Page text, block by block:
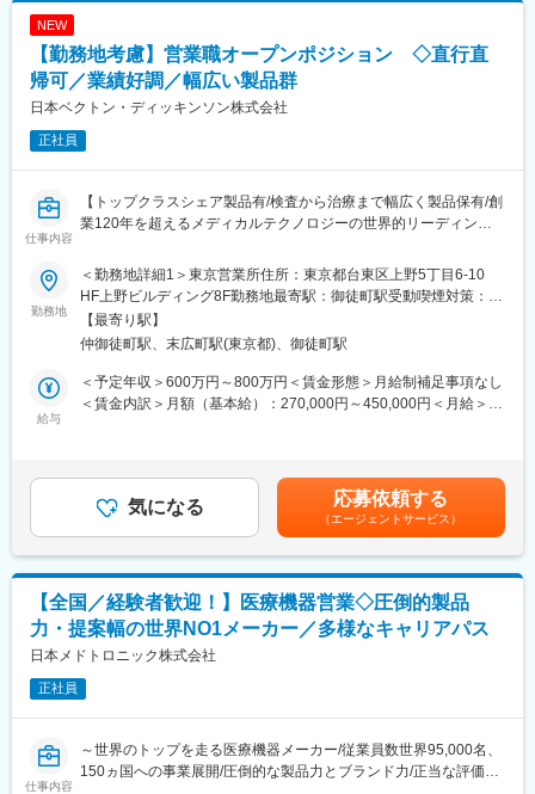
必要な諸条件が満たされることを前提に、18～24ヶ月以内に完了
本ポジションはセパレーション完了後、DePuy Synthes の従業員
として雇用される予定であり、
同社の雇用体系・プログラム・ポリシー・福利厚生が適用されま
す。
詳細は、適切なタイミングで DePuy Synthes より別途通知される
予定です。
変更の範囲：会社の定める業務
業スタイルになります。
・担当する製品の提案、技術サポート（手術の立会いあり）
・最新の医療関連情報の提供、医療機関へのサポート（勉強・セ
ミナーの主催など）
・販売代理店へのサポート
・各種学会への参加
・担当施設の患者集患の提案、実行
※担当病院数は10～15施設ほどです。
※緊急の呼び出し等は発生いたしません。
合糸」「手術用器機」「止血剤」の大きく3つ分けれております。
入社後はいずれかの製品群を担当いただきます。豊富なラインナ
ップを揃えており、顧客のニーズに合わせた最適なソリューショ
ン提案が可能です。
■研修・教育制度
入社後は会社、製品に関して知識を深めていただくため3か月の研
す。現場配属後も上長や先輩社員との営業動向や勉強会、年次や
階層別の研修プログラムを用意しているため、継続的に知識習得
をする環境が整っております。
※初期研修期間中は会社で手配するビジネスホテルに宿泊していた
だきます。
■キャリアパス
・マネージャー、本社部門など、長期的に多くのキャリアパスが
ございます。それを実現するための社内制度も大変充実しており
変更の範囲：会社の定める業務
NEW
【勤務地考慮】営業職オープンポジション ◇直行直
帰可／業績好調／幅広い製品群
日本ベクトン・ディッキンソン株式会社
正社員
仕事内容
【トップクラスシェア製品有/検査から治療まで幅広く製品保有/創
業120年を超えるメディカルテクノロジーの世界的リーディング
当社はライフサイエンス分野における検査機器製品、医療機器等
を展開しているグローバル企業です。今回は当社製品のセールス
を担当いただける方を募集しています。
※ご経験、希望に応じて選考部署・エリアをご提案させていただき
ます。
ご希望を応募時に合わせてご連絡ください。
これまでのご経験やご希望に合わせてご紹介いたします。
≪配属部門一例≫
・アドバンスド ペイシェント モニタリング（血行動態モニタリン
・サージュリー事業部（止血材など）
・SM事業部（採血管を含む検査関連製品）
・オンコロジー営業部
※配属部署によりますが、基本的には病院、薬局などへの営業とな
ります。
・学会・地域セミナー等の企画・運営・サポート
・医療従事者へのトレーニングなど
勤務地
＜勤務地詳細1＞東京営業所住所：東京都台東区上野5丁目6-10
HF上野ビルディング8F勤務地最寄駅：御徒町駅受動喫煙対策：屋
内全面禁煙＜勤務地詳細2＞全国各地住所：全国 ※ご希望の勤務地
で応相談（出張ベースでの勤務）受動喫煙対策：屋内全面禁煙変
【最寄り駅】
仲御徒町駅、末広町駅(東京都)、御徒町駅
給与
＜予定年収＞600万円～800万円＜賃金形態＞月給制補足事項なし
＜賃金内訳＞月額（基本給）：270,000円～450,000円＜月給＞
ます。賃金はあくまでも目安の金額であり、選考を通じて上下す
る可能性があります。月給(月額)は固定手当を含めた表記です。
気になる 応募依頼する
（エージェントサービス）
【全国／経験者歓迎！】医療機器営業◇圧倒的製品
力・提案幅の世界NO1メーカー／多様なキャリアパス
日本メドトロニック株式会社
正社員
仕事内容
～世界のトップを走る医療機器メーカー/従業員数世界95,000名、
150ヵ国への事業展開/圧倒的な製品力とブランド力/正当な評価体